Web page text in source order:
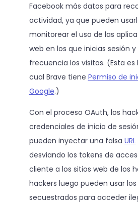
Facebook más datos para
actividad, ya que pueden
monitorear el uso de las
web en los que inicias sesión
frecuencia los visitas. (Esta es
cual Brave tiene Permiso de
Google.)
Con el proceso OAuth, los
credenciales de inicio de
pueden inyectar una falsa URL
desviando los tokens de
cliente a los sitios web de los
hackers luego pueden usar
secuestrados para acceder